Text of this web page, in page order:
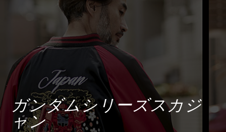
ガンダムシリーズスカジ
ャン